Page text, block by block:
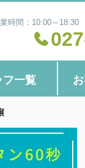
時間：10:00～18:30
フ一覧